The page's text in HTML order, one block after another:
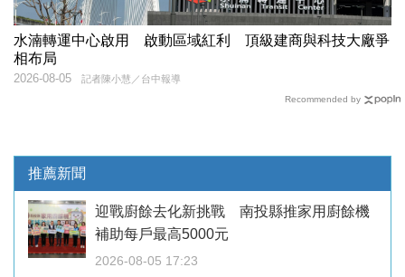
水湳轉運中心啟用 啟動區域紅利 頂級建商與科技大廠爭
相布局
記者陳小慧／台中報導
2026-08-05
Recommended by
推薦新聞
迎戰廚餘去化新挑戰 南投縣推家用廚餘機
補助每戶最高5000元
2026-08-05 17:23